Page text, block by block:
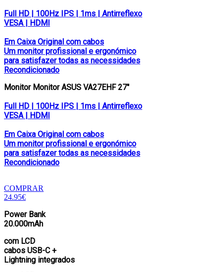
Full HD | 100Hz IPS | 1ms | Antirreflexo
VESA | HDMI
Em Caixa Original com cabos
Um monitor profissional e ergonómico
para satisfazer todas as necessidades
Recondicionado
Monitor Monitor ASUS VA27EHF 27″
Full HD | 100Hz IPS | 1ms | Antirreflexo
VESA | HDMI
Em Caixa Original com cabos
Um monitor profissional e ergonómico
para satisfazer todas as necessidades
Recondicionado
COMPRAR
24.95€
Power Bank
20.000mAh
com LCD
cabos USB-C +
Lightning integrados